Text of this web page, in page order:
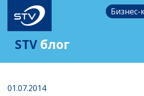
Бизнес-
STV блог
01.07.2014